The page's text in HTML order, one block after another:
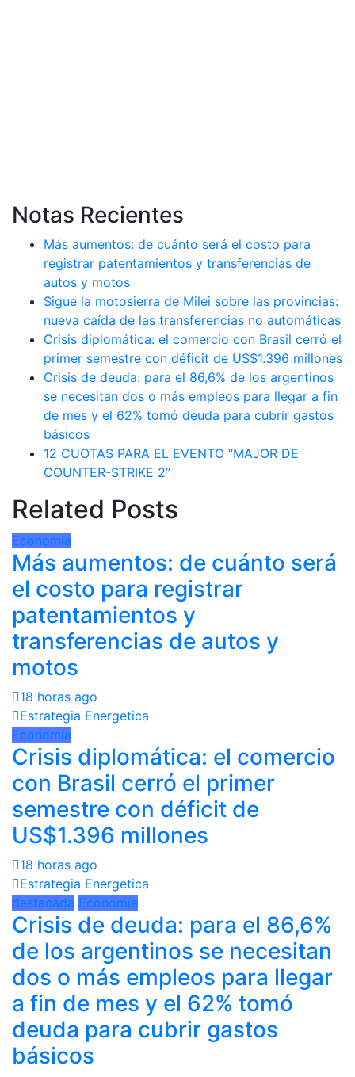
Notas Recientes
Más aumentos: de cuánto será el costo para
registrar patentamientos y transferencias de
autos y motos
Sigue la motosierra de Milei sobre las provincias:
nueva caída de las transferencias no automáticas
Crisis diplomática: el comercio con Brasil cerró el
primer semestre con déficit de US$1.396 millones
Crisis de deuda: para el 86,6% de los argentinos
se necesitan dos o más empleos para llegar a fin
de mes y el 62% tomó deuda para cubrir gastos
básicos
12 CUOTAS PARA EL EVENTO “MAJOR DE
COUNTER-STRIKE 2”
Related Posts
Economía
Más aumentos: de cuánto será
el costo para registrar
patentamientos y
transferencias de autos y
motos
18 horas ago
Estrategia Energetica
Economía
Crisis diplomática: el comercio
con Brasil cerró el primer
semestre con déficit de
US$1.396 millones
18 horas ago
Estrategia Energetica
destacada Economía
Crisis de deuda: para el 86,6%
de los argentinos se necesitan
dos o más empleos para llegar
a fin de mes y el 62% tomó
deuda para cubrir gastos
básicos